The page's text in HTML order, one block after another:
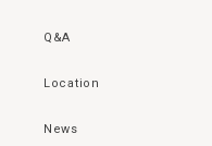
Q&A
Location
News